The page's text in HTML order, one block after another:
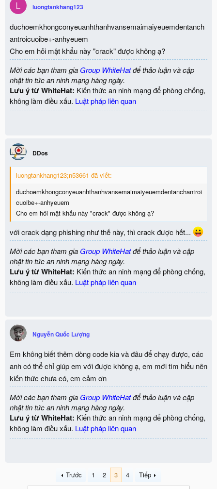
L luongtankhang123
duchoemkhongconyeuanhthanhvansemaimaiyeuemdentanch
antroicuoibe+-anhyeuem
Cho em hỏi mật khẩu này "crack" được không ạ?
Mời các bạn tham gia Group WhiteHatđể thảo luận và cập
nhật tin tức an ninh mạng hàng ngày.
Lưu ý từ WhiteHat: Kiến thức an ninh mạng để phòng chống,
không làm điều xấu. Luật pháp liên quan
DDos
luongtankhang123;n53661 đã viết:
duchoemkhongconyeuanhthanhvansemaimaiyeuemdentanchantroi
cuoibe+-anhyeuem
Cho em hỏi mật khẩu này "crack" được không ạ?
với crack dạng phishing như thế này, thì crack được hết...
Mời các bạn tham gia Group WhiteHatđể thảo luận và cập
nhật tin tức an ninh mạng hàng ngày.
Lưu ý từ WhiteHat: Kiến thức an ninh mạng để phòng chống,
không làm điều xấu. Luật pháp liên quan
Nguyễn Quốc Lượng
Em không biết thêm dòng code kia và đâu để chạy được, các
anh có thể chỉ giúp em với được không ạ, em mới tìm hiểu nên
kiến thức chưa có, em cảm ơn
Mời các bạn tham gia Group WhiteHatđể thảo luận và cập
nhật tin tức an ninh mạng hàng ngày.
Lưu ý từ WhiteHat: Kiến thức an ninh mạng để phòng chống,
không làm điều xấu. Luật pháp liên quan
Trước 1 2 3 4
Tiếp